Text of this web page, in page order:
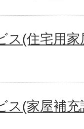
ス(住宅用
ス(家屋補